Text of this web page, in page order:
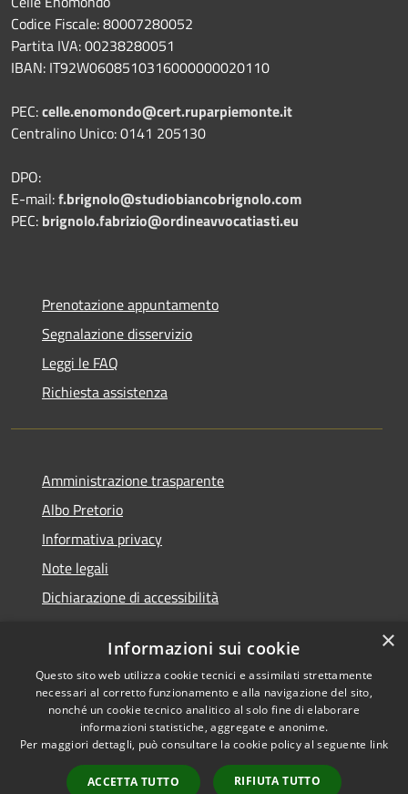
Codice Fiscale: 80007280052
Partita IVA: 00238280051
IBAN: IT92W0608510316000000020110
PEC:celle.enomondo@cert.ruparpiemonte.it
Centralino Unico: 0141 205130
DPO:
E-mail:f.brignolo@studiobiancobrignolo.com
PEC: brignolo.fabrizio@ordineavvocatiasti.eu
Prenotazione appuntamento
Segnalazione disservizio
Leggi le FAQ
Richiesta assistenza
Amministrazione trasparente
Albo Pretorio
Informativa privacy
Note legali
Dichiarazione di accessibilità
RSS
Accessibilità
Cookie
Mappa del sito
Comune convenzionato
Astigov
Progetto|Convenzione|
Adesioni
×
Informazioni sui cookie
Questo sito web utilizza cookie tecnici e assimilati strettamente
necessari al corretto funzionamento e alla navigazione del sito,
nonché un cookie tecnico analitico al solo fine di elaborare
informazioni statistiche, aggregate e anonime.
Per maggiori dettagli, può consultare la cookie policy al seguente link
ACCETTA TUTTO RIFIUTA TUTTO